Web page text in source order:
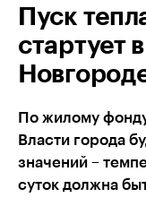
Пуск
стартует
По жилому
Власти города
значений –
суток должна